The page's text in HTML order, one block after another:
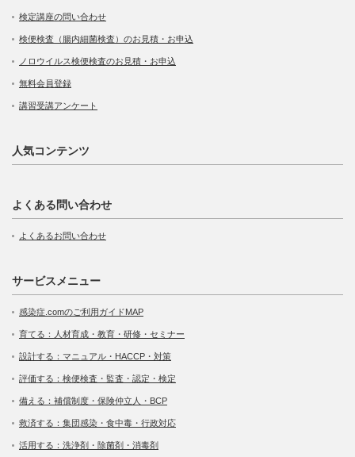
検定講座の問い合わせ
検便検査（腸内細菌検査）のお見積・お申込
ノロウイルス検便検査のお見積・お申込
無料会員登録
講習受講アンケート
人気コンテンツ
よくある問い合わせ
よくあるお問い合わせ
サービスメニュー
感染症.comのご利用ガイドMAP
育てる：人材育成・教育・研修・セミナー
設計する：マニュアル・HACCP・対策
評価する：検便検査・監査・認定・検定
備える：補償制度・保険仲立人・BCP
救済する：集団感染・食中毒・行政対応
活用する：洗浄剤・除菌剤・消毒剤